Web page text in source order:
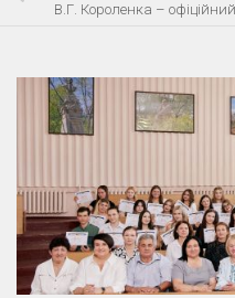
В.Г. Короленка –